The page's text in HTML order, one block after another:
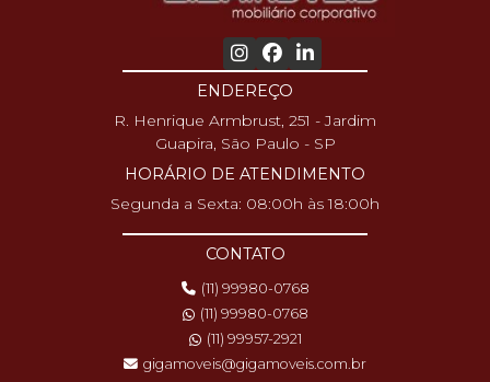
ENDEREÇO
R. Henrique Armbrust, 251 - Jardim
Guapira, São Paulo - SP
HORÁRIO DE ATENDIMENTO
Segunda a Sexta: 08:00h às 18:00h
CONTATO
(11) 99980-0768
(11) 99980-0768
(11) 99957-2921
gigamoveis@gigamoveis.com.br